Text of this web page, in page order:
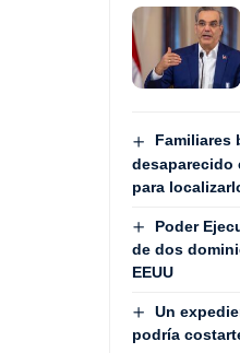
Familiares
desaparecido
para
Poder
de dos
EEUU
Un
podría